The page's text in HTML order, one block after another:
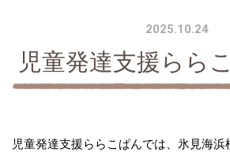
2025.10.24
児童発達支援らら
児童発達支援ららこぱんでは、氷見海浜